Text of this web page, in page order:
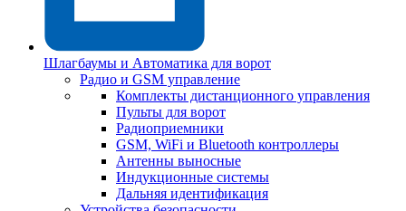
Шлагбаумы и Автоматика для ворот
Радио и GSM управление
Комплекты дистанционного управления
Пульты для ворот
Радиоприемники
GSM, WiFi и Bluetooth контроллеры
Антенны выносные
Индукционные системы
Дальняя идентификация